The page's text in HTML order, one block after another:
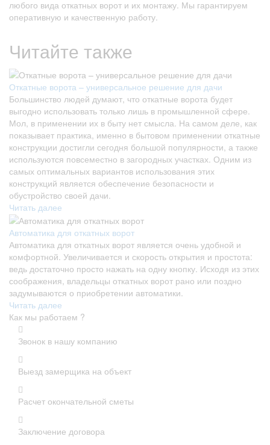
любого вида откатных ворот и их монтажу. Мы гарантируем
оперативную и качественную работу.
Читайте также
Откатные ворота – универсальное решение для дачи
Большинство людей думают, что откатные ворота будет
выгодно использовать только лишь в промышленной сфере.
Мол, в применении их в быту нет смысла. На самом деле, как
показывает практика, именно в бытовом применении откатные
конструкции достигли сегодня большой популярности, а также
используются повсеместно в загородных участках. Одним из
самых оптимальных вариантов использования этих
конструкций является обеспечение безопасности и
обустройство своей дачи.
Читать далее
Автоматика для откатных ворот
Автоматика для откатных ворот является очень удобной и
комфортной. Увеличивается и скорость открытия и простота:
ведь достаточно просто нажать на одну кнопку. Исходя из этих
соображения, владельцы откатных ворот рано или поздно
задумываются о приобретении автоматики.
Читать далее
Как мы работаем ?
Звонок в нашу компанию
Выезд замерщика на объект
Расчет окончательной сметы
Заключение договора